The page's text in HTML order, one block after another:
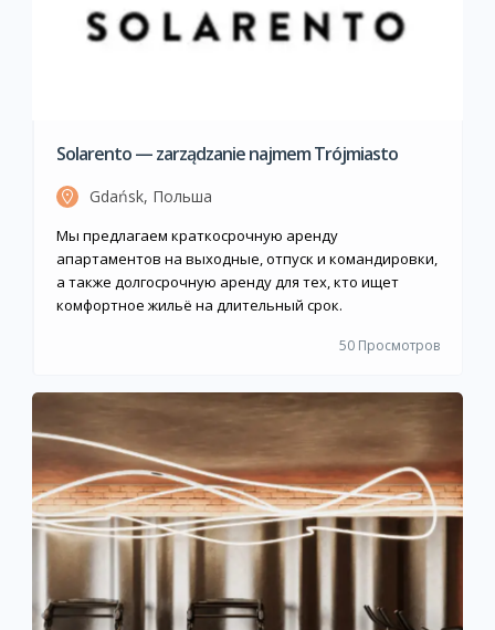
Solarento — zarządzanie najmem Trójmiasto
Gdańsk, Польша
Мы предлагаем краткосрочную аренду
апартаментов на выходные, отпуск и командировки,
а также долгосрочную аренду для тех, кто ищет
комфортное жильё на длительный срок.
50 Просмотров